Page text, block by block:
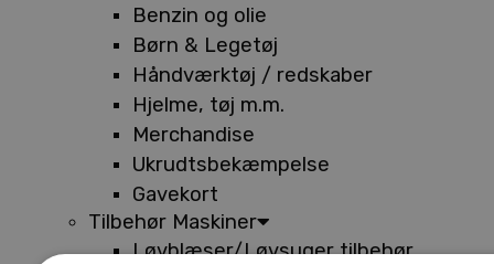
Benzin og olie
Børn & Legetøj
Håndværktøj / redskaber
Hjelme, tøj m.m.
Merchandise
Ukrudtsbekæmpelse
Gavekort
Tilbehør Maskiner
Løvblæser/Løvsuger tilbehør